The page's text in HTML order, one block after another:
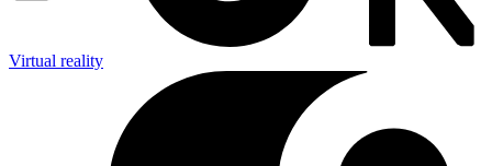
Virtual reality